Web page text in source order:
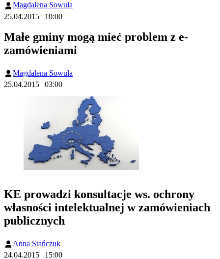
Magdalena Sowula
25.04.2015 | 10:00
Małe gminy mogą mieć problem z e-
zamówieniami
Magdalena Sowula
25.04.2015 | 03:00
KE prowadzi konsultacje ws. ochrony
własności intelektualnej w zamówieniach
publicznych
Anna Stańczuk
24.04.2015 | 15:00